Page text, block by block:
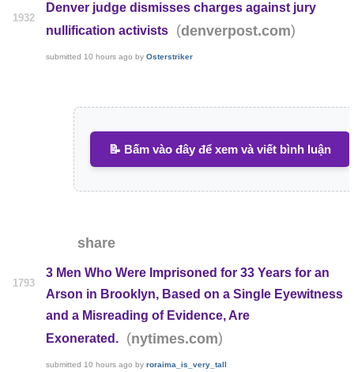
1932
Denver judge dismisses charges against jury
nullification activists
(denverpost.com)
submitted 10 hours ago byOsterstriker
📝 Bấm vào đây để xem và viết bình luận
share
1793
3 Men Who Were Imprisoned for 33 Years for an
Arson in Brooklyn, Based on a Single Eyewitness
and a Misreading of Evidence, Are
Exonerated.
(nytimes.com)
submitted 10 hours ago byroraima_is_very_tall